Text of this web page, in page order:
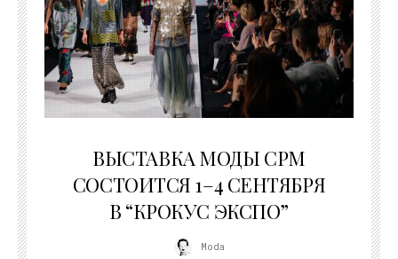
ВЫСТАВКА МОДЫ CPM
СОСТОИТСЯ 1–4 СЕНТЯБРЯ
В “КРОКУС ЭКСПО”
Moda